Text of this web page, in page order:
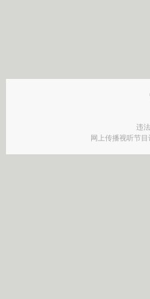
违
网上传播视听节目